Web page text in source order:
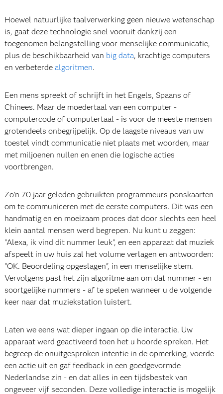
Hoewel natuurlijke taalverwerking geen nieuwe wetenschap
is, gaat deze technologie snel vooruit dankzij een
toegenomen belangstelling voor menselijke communicatie,
plus de beschikbaarheid van big data, krachtige computers
en verbeterde algoritmen.
Een mens spreekt of schrijft in het Engels, Spaans of
Chinees. Maar de moedertaal van een computer -
computercode of computertaal - is voor de meeste mensen
grotendeels onbegrijpelijk. Op de laagste niveaus van uw
toestel vindt communicatie niet plaats met woorden, maar
met miljoenen nullen en enen die logische acties
voortbrengen.
Zo'n 70 jaar geleden gebruikten programmeurs ponskaarten
om te communiceren met de eerste computers. Dit was een
handmatig en en moeizaam proces dat door slechts een heel
klein aantal mensen werd begrepen. Nu kunt u zeggen:
"Alexa, ik vind dit nummer leuk", en een apparaat dat muziek
afspeelt in uw huis zal het volume verlagen en antwoorden:
"OK. Beoordeling opgeslagen", in een menselijke stem.
Vervolgens past het zijn algoritme aan om dat nummer - en
soortgelijke nummers - af te spelen wanneer u de volgende
keer naar dat muziekstation luistert.
Laten we eens wat dieper ingaan op die interactie. Uw
apparaat werd geactiveerd toen het u hoorde spreken. Het
begreep de onuitgesproken intentie in de opmerking, voerde
een actie uit en gaf feedback in een goedgevormde
Nederlandse zin - en dat alles in een tijdsbestek van
ongeveer vijf seconden. Deze volledige interactie is mogelijk